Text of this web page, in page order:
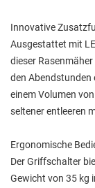
Innovative
Ausgestattet mit
dieser
den Abendstunden
einem Volumen
seltener entleeren
Ergonomische
Der Griffschalter
Gewicht von 35 kg